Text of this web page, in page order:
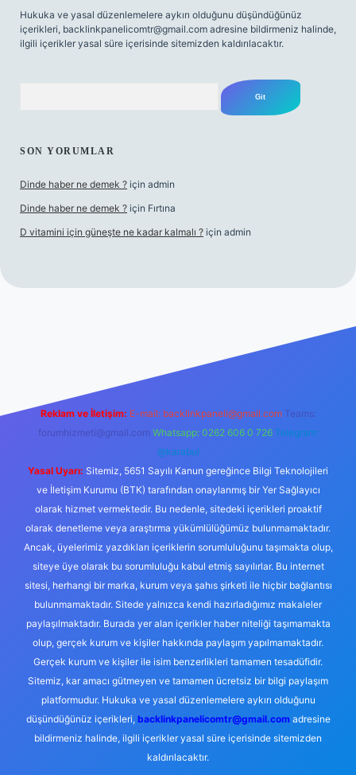
Hukuka ve yasal düzenlemelere aykırı olduğunu düşündüğünüz
içerikleri, backlinkpanelicomtr@gmail.com adresine bildirmeniz halinde,
ilgili içerikler yasal süre içerisinde sitemizden kaldırılacaktır.
SON YORUMLAR
Dinde haber ne demek ? için admin
Dinde haber ne demek ? için Fırtına
D vitamini için güneşte ne kadar kalmalı ? için admin
Reklam ve İletişim: E-mail: backlinkpaneli@gmail.com Teams:
forumhizmeti@gmail.com Whatsapp: 0262 606 0 726 Telegram:
@karabul
Yasal Uyarı: Sitemiz, 5651 Sayılı Kanun gereğince Bilgi Teknolojileri
ve İletişim Kurumu (BTK) tarafından onaylanmış bir Yer Sağlayıcı
olarak hizmet vermektedir. Bu nedenle, sitedeki içerikleri proaktif
olarak denetleme veya araştırma yükümlülüğümüz bulunmamaktadır.
Ancak, üyelerimiz yazdıkları içeriklerin sorumluluğunu taşımakta olup,
siteye üye olarak bu sorumluluğu kabul etmiş sayılırlar. Bu internet
sitesi, herhangi bir marka, kurum veya şahıs şirketi ile hiçbir bağlantısı
bulunmamaktadır. Sitede yalnızca kendi hazırladığımız makaleler
paylaşılmaktadır. Burada yer alan içerikler haber niteliği taşımamakta
olup, gerçek kurum ve kişiler hakkında paylaşım yapılmamaktadır.
Gerçek kurum ve kişiler ile isim benzerlikleri tamamen tesadüfidir.
Sitemiz, kar amacı gütmeyen ve tamamen ücretsiz bir bilgi paylaşım
platformudur. Hukuka ve yasal düzenlemelere aykırı olduğunu
düşündüğünüz içerikleri, backlinkpanelicomtr@gmail.comadresine
bildirmeniz halinde, ilgili içerikler yasal süre içerisinde sitemizden
kaldırılacaktır.